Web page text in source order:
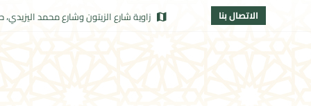
الاتصال بنا زاوية شارع الزيتون وشارع محمد اليزيدي،